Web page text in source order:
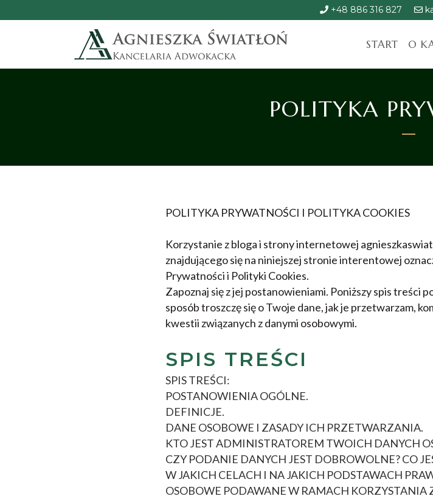
+48 886 316 827
START O
POLITYKA
POLITYKA PRYWATNOŚCI I POLITYKA COOKIES
Korzystanie z bloga i strony internetowej
znajdującego się na niniejszej stronie interentowej
Prywatności i Polityki Cookies.
Zapoznaj się z jej postanowieniami. Poniższy spis treści
sposób troszczę się o Twoje dane, jak je przetwarzam,
kwestii związanych z danymi osobowymi.
SPIS TREŚCI
SPIS TREŚCI:
POSTANOWIENIA OGÓLNE.
DEFINICJE.
DANE OSOBOWE I ZASADY ICH PRZETWARZANIA.
KTO JEST ADMINISTRATOREM TWOICH DANYCH
CZY PODANIE DANYCH JEST DOBROWOLNE? CO
W JAKICH CELACH I NA JAKICH PODSTAWACH
OSOBOWE PODAWANE W RAMACH KORZYSTANIA